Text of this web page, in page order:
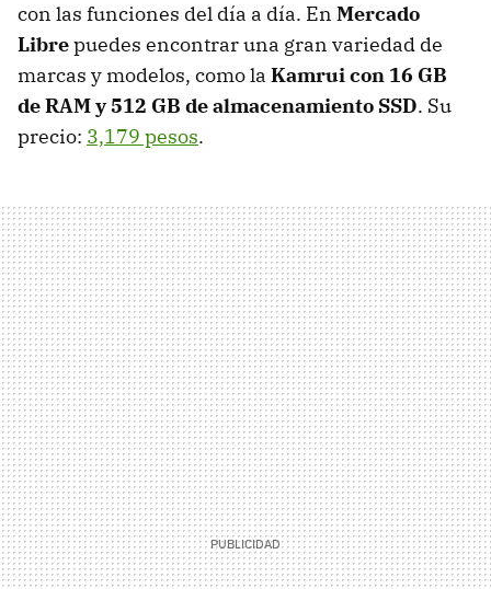
con las funciones del día a día. En Mercado
Librepuedes encontrar una gran variedad de
marcas y modelos, como la Kamrui con 16 GB
de RAM y 512 GB de almacenamiento SSD. Su
precio: 3,179 pesos.